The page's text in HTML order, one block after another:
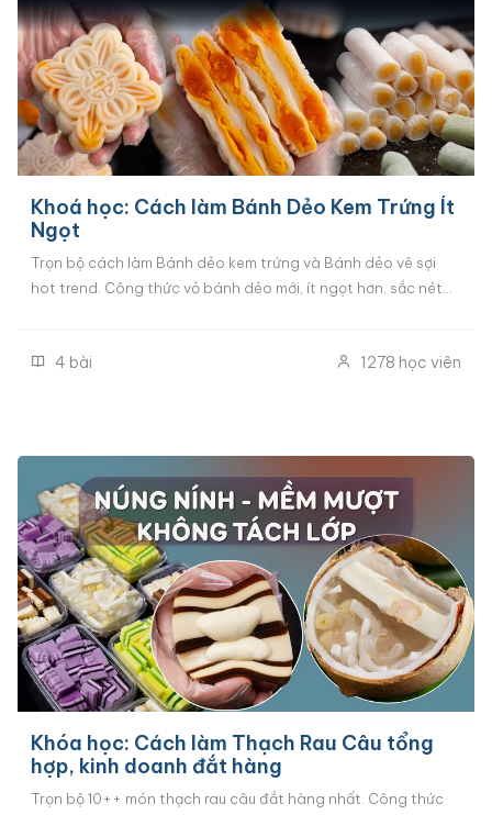
Khoá học: Cách làm Bánh Dẻo Kem Trứng Ít
Ngọt
Trọn bộ cách làm Bánh dẻo kem trứng và Bánh dẻo vê sợi
hot trend. Công thức vỏ bánh dẻo mới, ít ngọt hơn, sắc nét
truyền thống và Cách tạo hình bánh dẻo vê sợi đắt hàng
4 bài 1278 học viên
Khóa học: Cách làm Thạch Rau Câu tổng
hợp, kinh doanh đắt hàng
Trọn bộ 10++ món thạch rau câu đắt hàng nhất. Công thức